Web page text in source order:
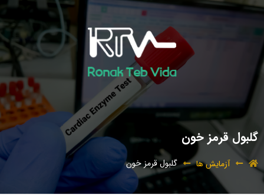
گلبول قرمز خون
آزمایش ها گلبول قرمز خون